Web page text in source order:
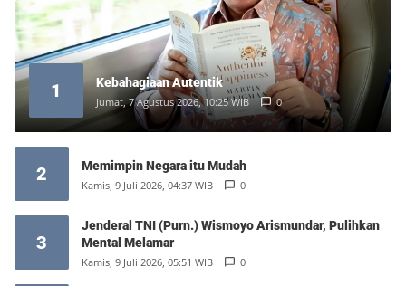
1 Kebahagiaan Autentik
Jumat, 7 Agustus 2026, 10:25 WIB 0
2 Memimpin Negara itu Mudah
Kamis, 9 Juli 2026, 04:37 WIB 0
3
Jenderal TNI (Purn.) Wismoyo Arismundar, Pulihkan
Mental Melamar
Kamis, 9 Juli 2026, 05:51 WIB 0